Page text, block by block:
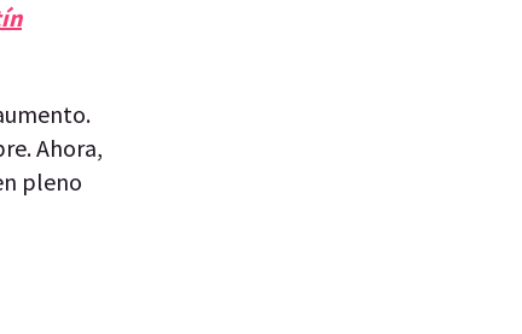
Ahora,
pleno